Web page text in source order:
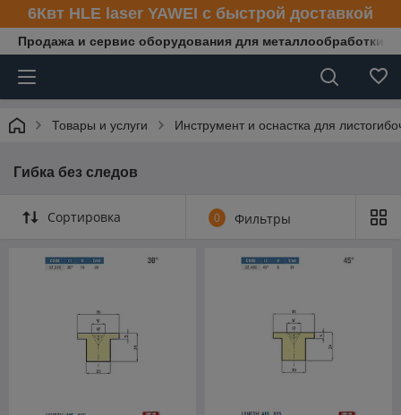
6Квт HLE laser YAWEI с быстрой доставкой
Продажа и сервис оборудования для металлообработки
Товары и услуги Инструмент и оснастка для
Гибка без следов
Сортировка 0 Фильтры